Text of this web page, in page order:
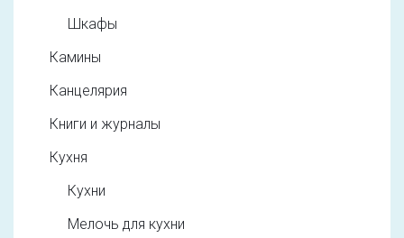
Шкафы
Камины
Канцелярия
Книги и журналы
Кухня
Кухни
Мелочь для кухни